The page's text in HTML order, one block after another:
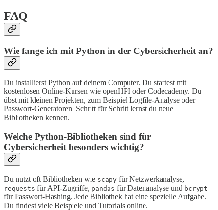
FAQ
Wie fange ich mit Python in der Cybersicherheit an?
Du installierst Python auf deinem Computer. Du startest mit
kostenlosen Online-Kursen wie openHPI oder Codecademy. Du
übst mit kleinen Projekten, zum Beispiel Logfile-Analyse oder
Passwort-Generatoren. Schritt für Schritt lernst du neue
Bibliotheken kennen.
Welche Python-Bibliotheken sind für
Cybersicherheit besonders wichtig?
Du nutzt oft Bibliotheken wie scapy für Netzwerkanalyse,
requests für API-Zugriffe, pandas für Datenanalyse und bcrypt
für Passwort-Hashing. Jede Bibliothek hat eine spezielle Aufgabe.
Du findest viele Beispiele und Tutorials online.